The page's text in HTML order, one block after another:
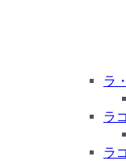
ラ
ラ
ラ